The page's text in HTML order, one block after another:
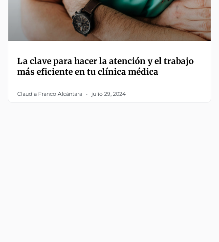
La clave para hacer la atención y el trabajo
más eficiente en tu clínica médica
Claudia Franco Alcántara julio 29, 2024